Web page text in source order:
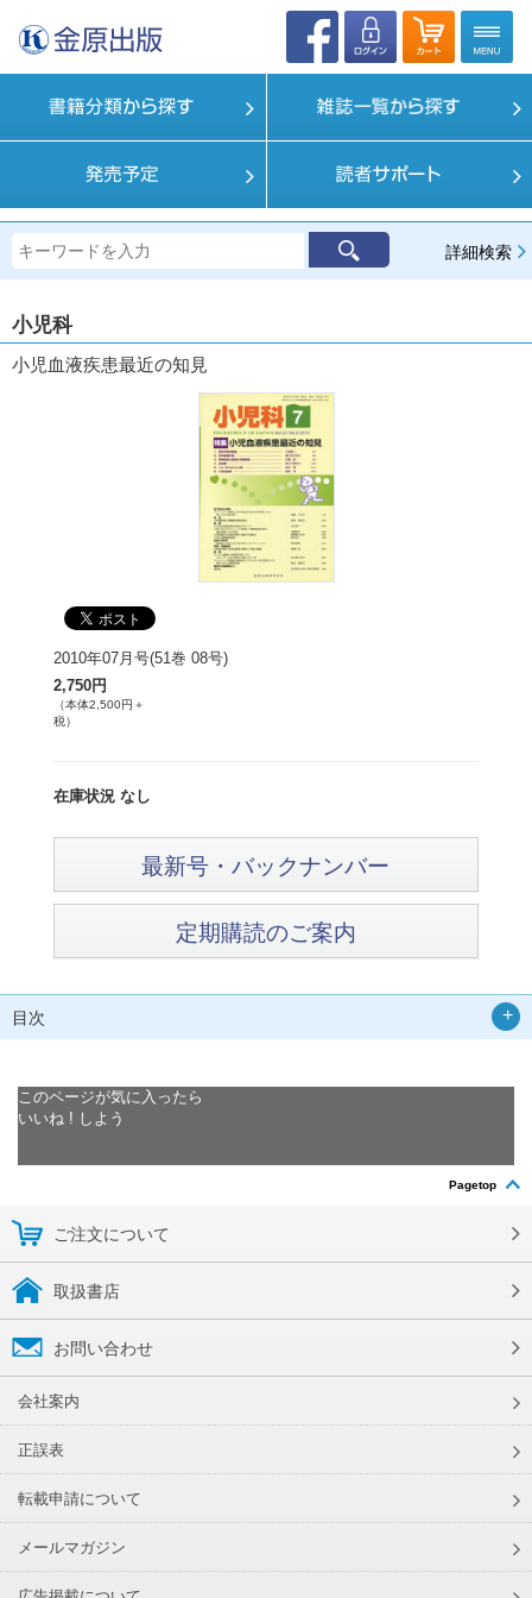
詳細検索
小児科
小児血液疾患最近の知見
2010年07月号(51巻 08号)
2,750円
（本体2,500円＋
税）
在庫状況 なし
最新号・バックナンバー
定期購読のご案内
目次
このページが気に入ったら
いいね ! しよう
Pagetop
ご注文について
取扱書店
お問い合わせ
会社案内
正誤表
転載申請について
メールマガジン